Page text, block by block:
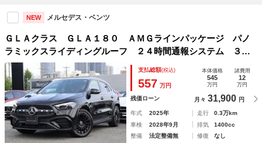
NEW メルセデス・ベンツ
ＧＬＡクラス ＧＬＡ１８０ ＡＭＧラインパッケージ パノ
ラミックスライディングルーフ ２４時間通報システム ３６
０度カメラシステム Ｂｕｒｍｅｓｔｅｒサラウンドサウンド
システム フットトランクオープナー シートヒーター ＥＡ
ＳＹ－ＰＡＫＥ自動開閉ゲート
支払総額(税込)
557 万円
本体価格
545
万円
諸費用
12
万円
残価ローン 月々 31,900 円
年式 2025年 走行
0.3万km
車検
2028年9月 排気
1400cc
整備
法定整備無 修復
なし